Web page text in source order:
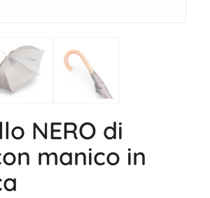
NERO di
manico in